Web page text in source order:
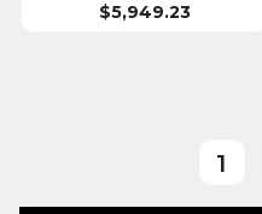
$5,949.23
1